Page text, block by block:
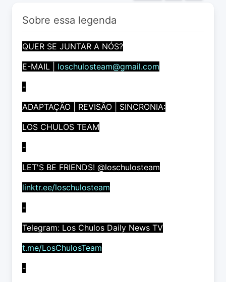
Sobre essa legenda
QUER SE JUNTAR A NÓS?
E-MAIL |
loschulosteam@gmail.com
-
ADAPTAÇÃO | REVISÃO | SINCRONIA:
LOS CHULOS TEAM
-
LET'S BE FRIENDS! @loschulosteam
linktr.ee/loschulosteam
-
Telegram: Los Chulos Daily News TV
t.me/LosChulosTeam
-